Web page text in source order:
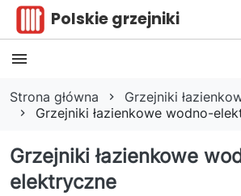
Polskie grzejniki
Strona główna
Grzejniki
Grzejniki łazienkowe wodno-
Grzejniki łazienkowe
elektryczne